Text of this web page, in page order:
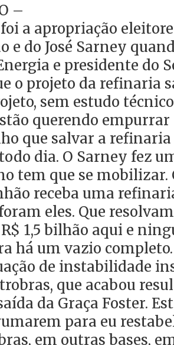
–
a apropriação
e do José Sarney
e presidente do
o projeto da refinaria
sem estudo
querendo
que salvar a refinaria
dia. O Sarney fez
tem que se mobilizar.
receba uma
eles. Que
1,5 bilhão aqui e
há um vazio
de instabilidade
que acabou
da Graça Foster.
para eu
em outras bases,